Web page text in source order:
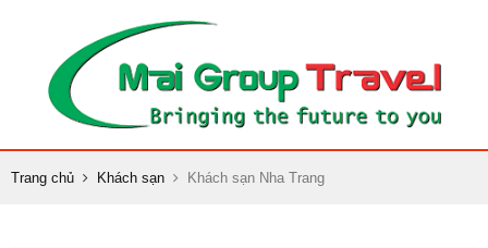
Trang chủ Khách sạn Khách sạn Nha Trang